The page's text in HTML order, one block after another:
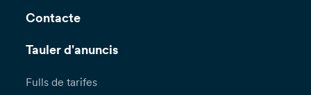
Contacte
Tauler d'anuncis
Fulls de tarifes